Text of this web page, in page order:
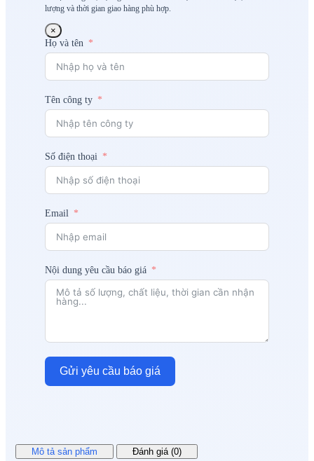
lượng và thời gian giao hàng phù hợp.
×
Họ và tên
Tên công ty
Số điện thoại
Email
Nội dung yêu cầu báo giá
Gửi yêu cầu báo giá
Mô tả sản phẩm
Đánh giá (0)